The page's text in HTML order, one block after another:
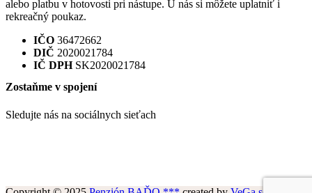
alebo platbu v hotovosti pri nástupe. U nás si môžete uplatniť i
rekreačný poukaz.
IČO 36472662
DIČ 2020021784
IČ DPH SK2020021784
Zostaňme v spojení
Sledujte nás na sociálnych sieťach